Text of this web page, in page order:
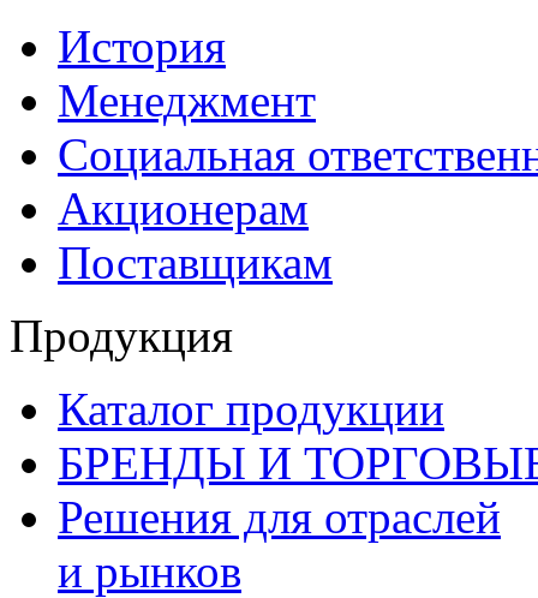
История
Менеджмент
Социальная
Акционерам
Поставщикам
Продукция
Каталог продукции
БРЕНДЫ И
Решения для отраслей
и рынков